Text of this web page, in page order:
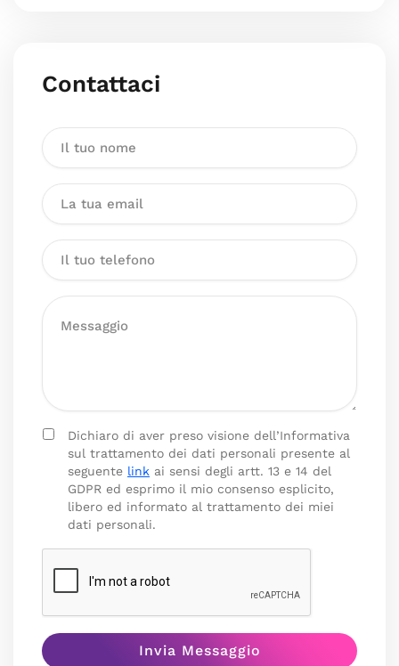
Contattaci
Dichiaro di aver preso visione dell’Informativa
sul trattamento dei dati personali presente al
seguente link ai sensi degli artt. 13 e 14 del
GDPR ed esprimo il mio consenso esplicito,
libero ed informato al trattamento dei miei
dati personali.